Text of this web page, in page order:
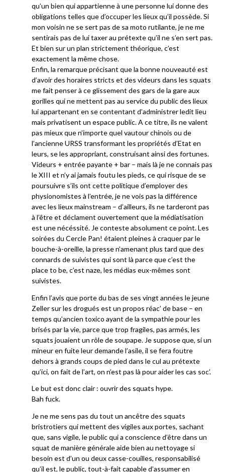
qu’un bien qui appartienne à une personne lui donne des
obligations telles que d’occuper les lieux qu’il possède. Si
mon voisin ne se sert pas de sa moto rutilante, je ne me
sentirais pas de lui taxer au prétexte qu’il ne s’en sert pas.
Et bien sur un plan strictement théorique, c’est
exactement la même chose.
Enfin, la remarque précisant que la bonne nouveauté est
d’avoir des horaires stricts et des videurs dans les squats
me fait penser à ce glissement des gars de la gare aux
gorilles qui ne mettent pas au service du public des lieux
lui appartenant en se contentant d’administrer ledit lieu
mais privatisent un espace public. A ce titre, ils ne valent
pas mieux que n’importe quel vautour chinois ou de
l’ancienne URSS transformant les propriétés d’Etat en
leurs, se les appropriant, construisant ainsi des fortunes.
Videurs + entrée payante + bar – mais là je ne connais pas
le XIII et n’y ai jamais foutu les pieds, ce qui risque de se
poursuivre s’ils ont cette politique d’employer des
physionomistes à l’entrée, je ne vois pas la différence
avec les lieux mainstream – d’ailleurs, ils ne tarderont pas
à l’être et déclament ouvertement que la médiatisation
est une nécéssité. Je conteste absolument ce point. Les
soirées du Cercle Pan! étaient pleines à craquer par le
bouche-à-oreille, la presse n’amenant plus tard que des
connards de suivistes qui sont là parce que c’est the
place to be, c’est naze, les médias eux-mêmes sont
suivistes.
Enfin l’avis que porte du bas de ses vingt années le jeune
Zeller sur les drogués est un propos réac’ de base – en
temps qu’ancien toxico ayant de la sympathie pour les
brisés par la vie, parce que trop fragiles, pas armés, les
squats jouaient un rôle de soupape. Je suppose que, si un
mineur en fuite leur demande l’asile, il se fera foutre
dehors à grands coups de pied dans le cul au prétexte
qu’ici, on fait de l’art, on n’est pas là pour aider les cas soc’.
Le but est donc clair : ouvrir des squats hype.
Bah fuck.
Je ne me sens pas du tout un ancêtre des squats
bristrotiers qui mettent des vigiles aux portes, sachant
que, sans vigile, le public qui a conscience d’être dans un
squat de manière générale aide bien au nettoyage si
besoin est d’un ou deux casse-couilles, responsabilisé
qu’il est, le public, tout-à-fait capable d’assumer en